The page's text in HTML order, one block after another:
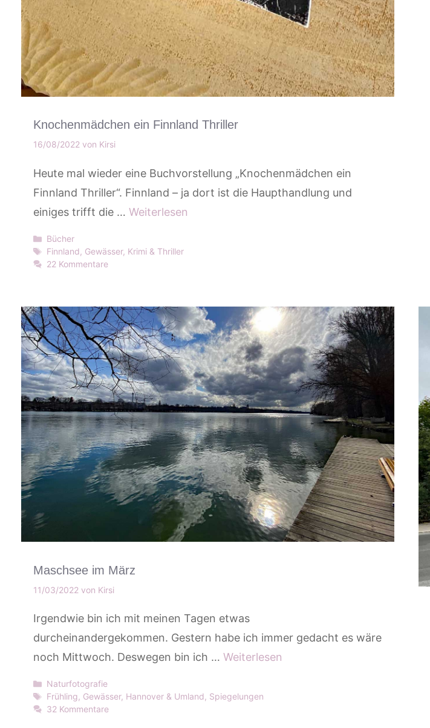
Knochenmädchen ein Finnland Thriller
16/08/2022 von Kirsi
Heute mal wieder eine Buchvorstellung „Knochenmädchen ein
Finnland Thriller“. Finnland – ja dort ist die Haupthandlung und
einiges trifft die … Weiterlesen
Kategorien
Bücher
Schlagwörter
Finnland, Gewässer, Krimi & Thriller
22 Kommentare
Maschsee im März
11/03/2022 von Kirsi
Irgendwie bin ich mit meinen Tagen etwas
durcheinandergekommen. Gestern habe ich immer gedacht es wäre
noch Mittwoch. Deswegen bin ich … Weiterlesen
Kategorien
Naturfotografie
Schlagwörter
Frühling, Gewässer, Hannover & Umland, Spiegelungen
32 Kommentare